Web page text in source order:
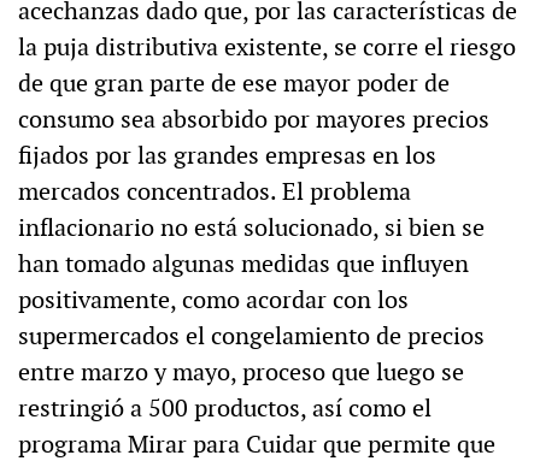
acechanzas dado que, por las características de
la puja distributiva existente, se corre el riesgo
de que gran parte de ese mayor poder de
consumo sea absorbido por mayores precios
fijados por las grandes empresas en los
mercados concentrados. El problema
inflacionario no está solucionado, si bien se
han tomado algunas medidas que influyen
positivamente, como acordar con los
supermercados el congelamiento de precios
entre marzo y mayo, proceso que luego se
restringió a 500 productos, así como el
programa Mirar para Cuidar que permite que